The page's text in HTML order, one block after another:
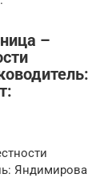
–
Яндимирова